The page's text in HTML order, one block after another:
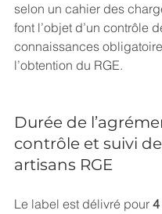
selon un cahier des
font l’objet d’un contrôle
connaissances
l’obtention du RGE.
Durée de
contrôle et suivi
artisans RGE
Le label est délivré pour